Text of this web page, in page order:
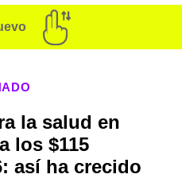
la salud en
los $115
así ha crecido